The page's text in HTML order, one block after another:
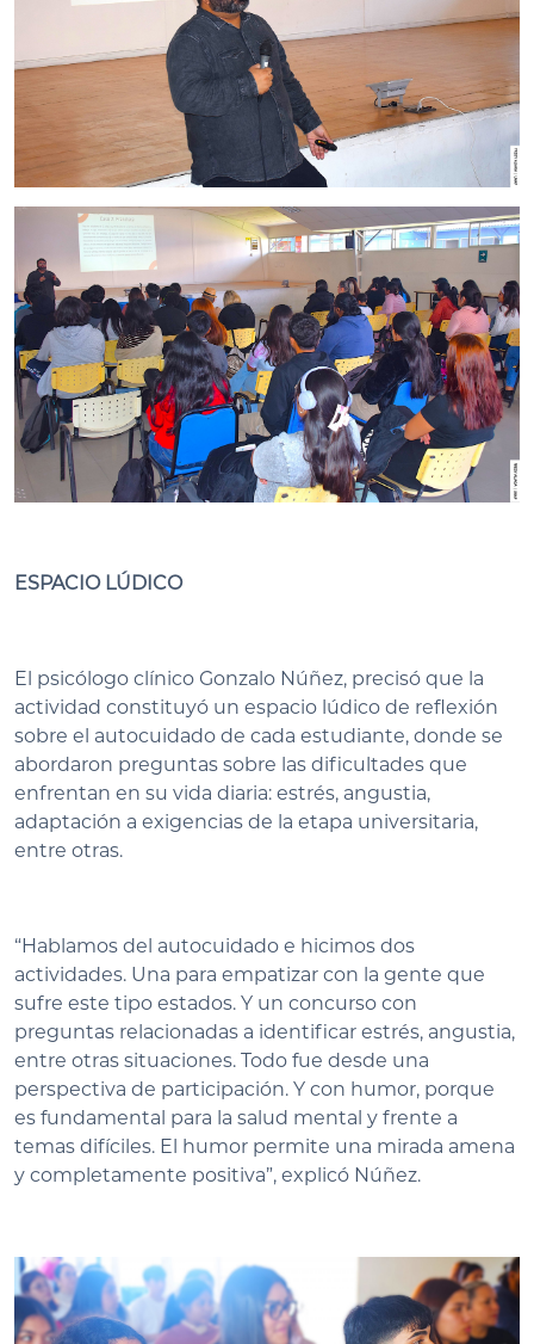
ESPACIO LÚDICO
El psicólogo clínico Gonzalo Núñez, precisó que la
actividad constituyó un espacio lúdico de reflexión
sobre el autocuidado de cada estudiante, donde se
abordaron preguntas sobre las dificultades que
enfrentan en su vida diaria: estrés, angustia,
adaptación a exigencias de la etapa universitaria,
entre otras.
“Hablamos del autocuidado e hicimos dos
actividades. Una para empatizar con la gente que
sufre este tipo estados. Y un concurso con
preguntas relacionadas a identificar estrés, angustia,
entre otras situaciones. Todo fue desde una
perspectiva de participación. Y con humor, porque
es fundamental para la salud mental y frente a
temas difíciles. El humor permite una mirada amena
y completamente positiva”, explicó Núñez.